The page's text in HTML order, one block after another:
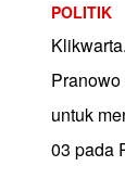
POLITIK
untuk
03 pada